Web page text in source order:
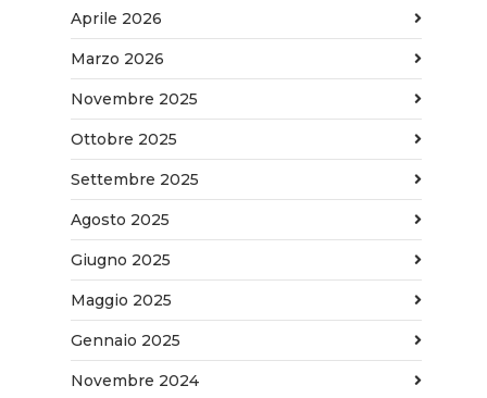
Aprile 2026
Marzo 2026
Novembre 2025
Ottobre 2025
Settembre 2025
Agosto 2025
Giugno 2025
Maggio 2025
Gennaio 2025
Novembre 2024